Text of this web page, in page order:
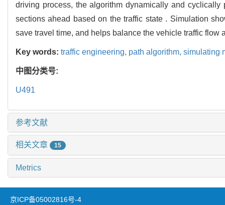
driving process, the algorithm dynamically and
sections ahead based on the traffic state . Simulation
save travel time, and helps balance the vehicle traffic flow
Key words: traffic engineering, path algorithm, simulating
中图分类号:
U491
参考文献
相关文章 15
Metrics
京ICP备05002816号-4